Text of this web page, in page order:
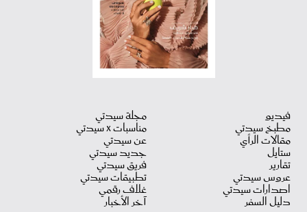
فيديو
مطبخ سيدتي
مقالات الرأي
ستايل
تقارير
عروس سيدتي
اصدارات سيدتي
دليل السفر
مجلة سيدتي
مناسبات X سيدتي
عن سيدتي
جديد سيدتي
فريق سيدتي
تطبيقات سيدتي
غلاف رقمي
آخر الأخبار